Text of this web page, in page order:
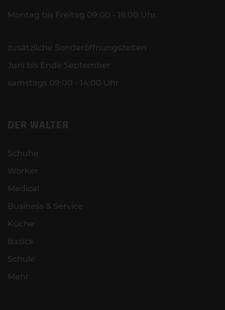
Montag bis Freitag 09:00 - 18:00 Uhr
zusätzliche Sonderöffnungszeiten
Juni bis Ende September
samstags 09:00 - 14:00 Uhr
DER WALTER
Schuhe
Worker
Medical
Business & Service
Küche
Basics
Schule
Mehr